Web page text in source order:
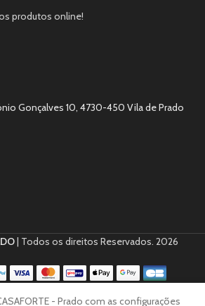
produtos online!
Gonçalves 10, 4730-450 Vila de Prado
| Todos os direitos Reservados. 2026
- Prado com as configurações